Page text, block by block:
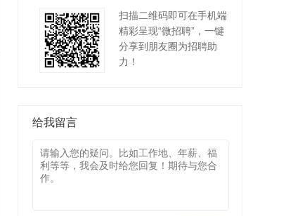
扫描二维码即可在手机端
精彩呈现“微招聘”，一键
分享到朋友圈为招聘助
力！
给我留言